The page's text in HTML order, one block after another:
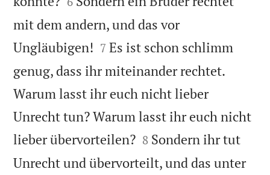
mit dem andern, und das vor
Ungläubigen! 

7 Es ist schon schlimm
genug, dass ihr miteinander rechtet.
Warum lasst ihr euch nicht lieber
Unrecht tun? Warum lasst ihr euch nicht
lieber übervorteilen?
8 Sondern ihr tut
Unrecht und übervorteilt, und das unter